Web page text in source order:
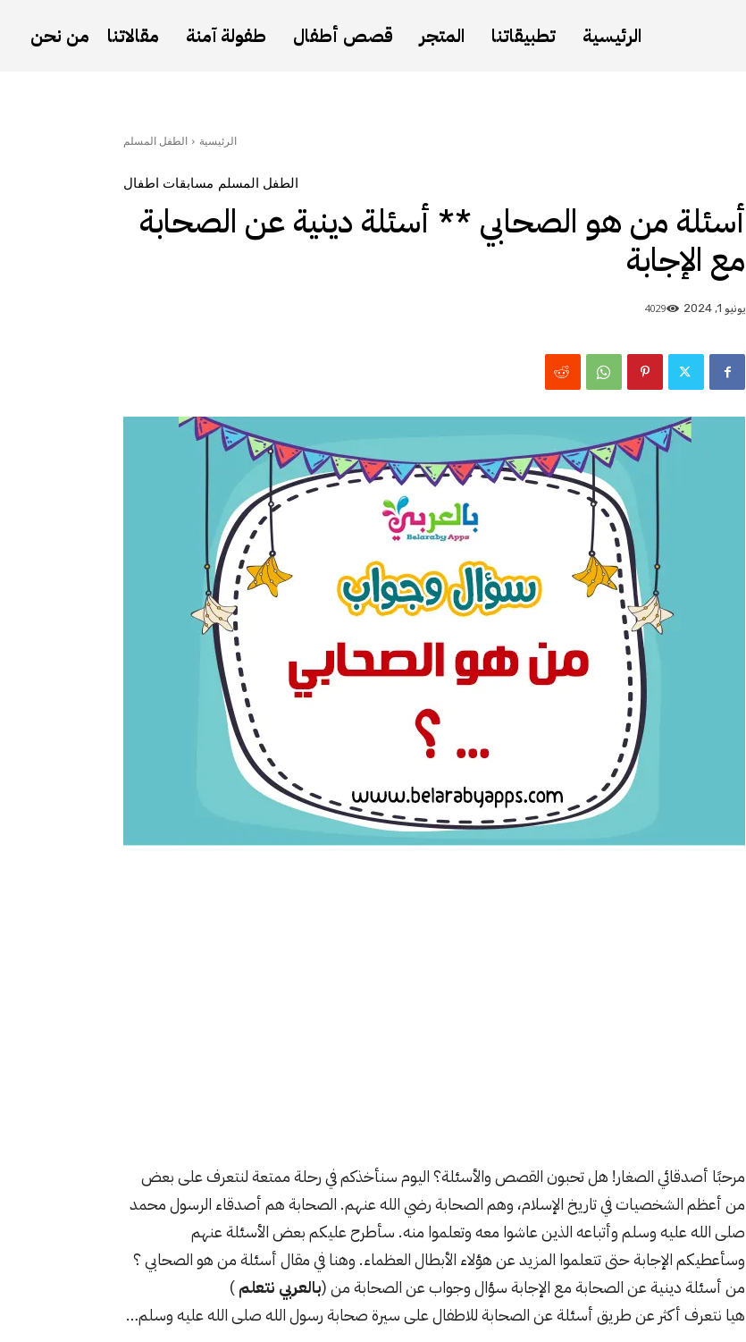
الرئيسية تطبيقاتنا المتجر قصص أطفال طفولة آمنة مقالاتنا من نحن
الرئيسية الطفل المسلم
الطفل المسلم مسابقات اطفال
أسئلة من هو الصحابي ** أسئلة دينية عن الصحابة
مع الإجابة
يونيو 1, 2024 4029
مرحبًا أصدقائي الصغار! هل تحبون القصص والأسئلة؟ اليوم سنأخذكم في رحلة ممتعة لنتعرف على بعض
من أعظم الشخصيات في تاريخ الإسلام، وهم الصحابة رضي الله عنهم. الصحابة هم أصدقاء الرسول محمد
صلى الله عليه وسلم وأتباعه الذين عاشوا معه وتعلموا منه. سأطرح عليكم بعض الأسئلة عنهم
وسأعطيكم الإجابة حتى تتعلموا المزيد عن هؤلاء الأبطال العظماء. وهنا في مقال أسئلة من هو الصحابي ؟
من أسئلة دينية عن الصحابة مع الإجابة سؤال وجواب عن الصحابة من (بالعربي نتعلم)
هيا نتعرف أكثر عن طريق أسئلة عن الصحابة للاطفال على سيرة صحابة رسول الله صلى الله عليه وسلم…